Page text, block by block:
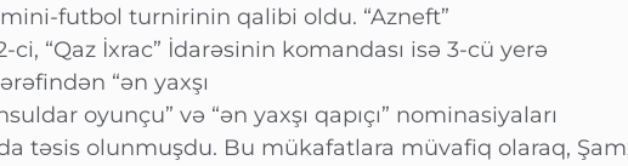
mini-futbol turnirinin qalibi oldu. “Azneft”
ci, “Qaz İxrac” İdarəsinin komandası isə 3-cü yerə
“ən yaxşı
oyunçu” və “ən yaxşı qapıçı” nominasiyaları
təsis olunmuşdu. Bu mükafatlara müvafiq olaraq,